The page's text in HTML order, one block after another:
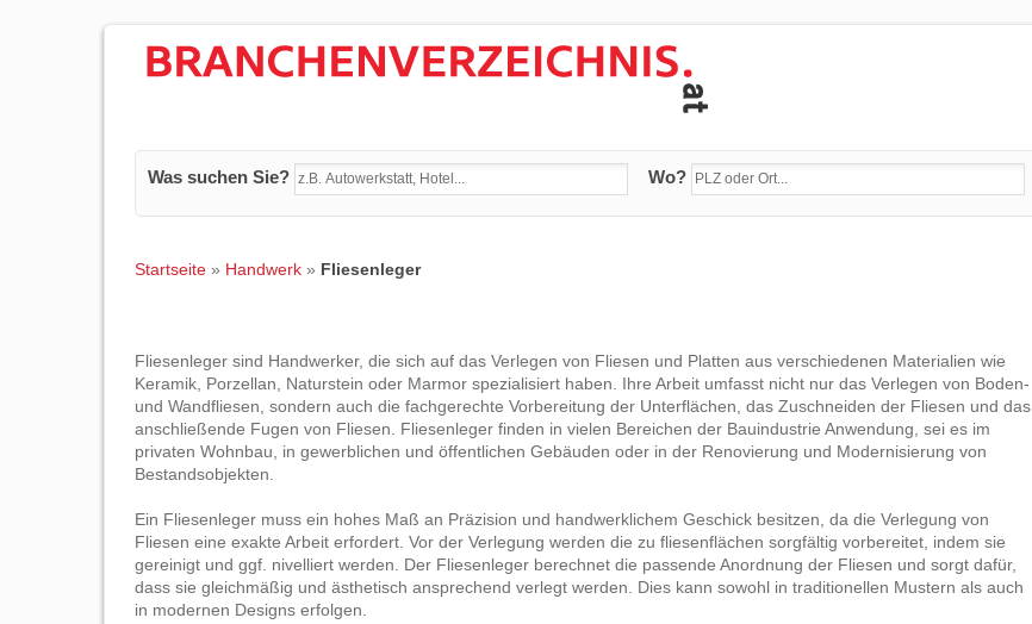
Was suchen Sie? Wo?
Startseite » Handwerk » Fliesenleger
Fliesenleger sind Handwerker, die sich auf das Verlegen von Fliesen und Platten aus verschiedenen Materialien wie
Keramik, Porzellan, Naturstein oder Marmor spezialisiert haben. Ihre Arbeit umfasst nicht nur das Verlegen von Boden-
und Wandfliesen, sondern auch die fachgerechte Vorbereitung der Unterflächen, das Zuschneiden der Fliesen und das
anschließende Fugen von Fliesen. Fliesenleger finden in vielen Bereichen der Bauindustrie Anwendung, sei es im
privaten Wohnbau, in gewerblichen und öffentlichen Gebäuden oder in der Renovierung und Modernisierung von
Bestandsobjekten.
Ein Fliesenleger muss ein hohes Maß an Präzision und handwerklichem Geschick besitzen, da die Verlegung von
Fliesen eine exakte Arbeit erfordert. Vor der Verlegung werden die zu fliesenflächen sorgfältig vorbereitet, indem sie
gereinigt und ggf. nivelliert werden. Der Fliesenleger berechnet die passende Anordnung der Fliesen und sorgt dafür,
dass sie gleichmäßig und ästhetisch ansprechend verlegt werden. Dies kann sowohl in traditionellen Mustern als auch
in modernen Designs erfolgen.